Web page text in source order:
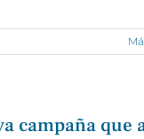
campaña que